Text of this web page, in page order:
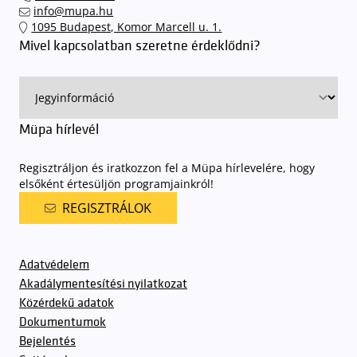
ingyenes azon vendégeink számára, akik egy aznapi fizetős
előadásra belépőjeggyel rendelkeznek. A Müpa parkolási
rendjének részletes leírása
elérhető itt
info@mupa.hu
1095 Budapest, Komor Marcell u. 1.
Mivel kapcsolatban szeretne érdeklődni?
Müpa hírlevél
Regisztráljon és iratkozzon fel a Müpa hírlevelére, hogy
elsőként értesüljön programjainkról!
REGISZTRÁLOK
Adatvédelem
Akadálymentesítési nyilatkozat
Közérdekű adatok
Dokumentumok
Bejelentés